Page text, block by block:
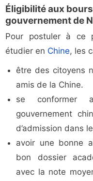
Éligibilité aux
gouvernement de
Pour postuler à ce
étudier en Chine, les
être des citoyens
amis de la Chine.
se conformer
gouvernement
d’admission dans
avoir une bonne
bon dossier
avec la note